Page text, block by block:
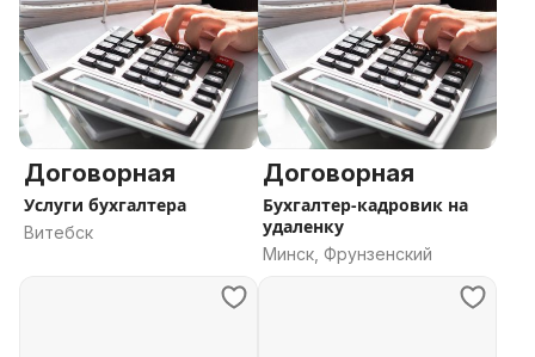
Договорная
Услуги бухгалтера
Витебск
Договорная
Бухгалтер-кадровик на
удаленку
Минск, Фрунзенский